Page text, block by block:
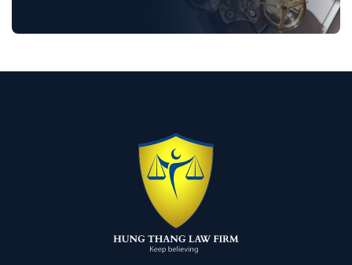
Luật Giao Thông
Luật Hành Chính